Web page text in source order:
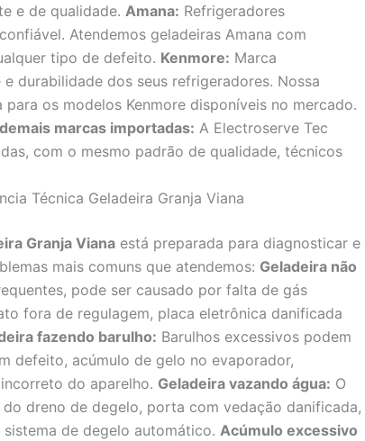
e de qualidade. Amana: Refrigeradores
Atendemos geladeiras Amana com
tipo de defeito. Kenmore: Marca
durabilidade dos seus refrigeradores. Nossa
os modelos Kenmore disponíveis no mercado.
marcas importadas: A Electroserve Tec
com o mesmo padrão de qualidade, técnicos
Técnica Geladeira Granja Viana
Granja Viana está preparada para diagnosticar e
mais comuns que atendemos: Geladeira não
pode ser causado por falta de gás
fora de regulagem, placa eletrônica danificada
fazendo barulho: Barulhos excessivos podem
defeito, acúmulo de gelo no evaporador,
do aparelho. Geladeira vazando água: O
dreno de degelo, porta com vedação danificada,
de degelo automático. Acúmulo excessivo